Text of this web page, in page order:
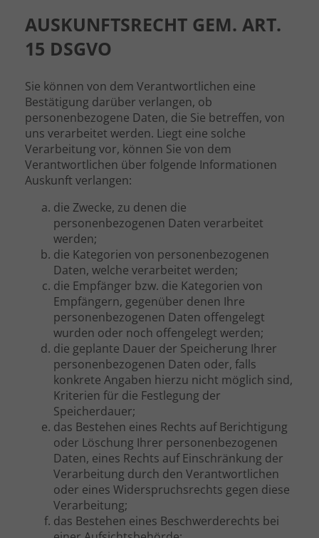
AUSKUNFTSRECHT GEM. ART.
15 DSGVO
Sie können von dem Verantwortlichen eine
Bestätigung darüber verlangen, ob
personenbezogene Daten, die Sie betreffen, von
uns verarbeitet werden. Liegt eine solche
Verarbeitung vor, können Sie von dem
Verantwortlichen über folgende Informationen
Auskunft verlangen:
die Zwecke, zu denen die
personenbezogenen Daten verarbeitet
werden;
die Kategorien von personenbezogenen
Daten, welche verarbeitet werden;
die Empfänger bzw. die Kategorien von
Empfängern, gegenüber denen Ihre
personenbezogenen Daten offengelegt
wurden oder noch offengelegt werden;
die geplante Dauer der Speicherung Ihrer
personenbezogenen Daten oder, falls
konkrete Angaben hierzu nicht möglich sind,
Kriterien für die Festlegung der
Speicherdauer;
das Bestehen eines Rechts auf Berichtigung
oder Löschung Ihrer personenbezogenen
Daten, eines Rechts auf Einschränkung der
Verarbeitung durch den Verantwortlichen
oder eines Widerspruchsrechts gegen diese
Verarbeitung;
das Bestehen eines Beschwerderechts bei